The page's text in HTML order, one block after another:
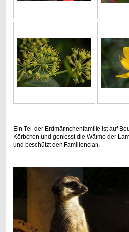
Ein Teil der Erdmännchenfamilie ist auf
Körbchen und geniesst die Wärme der
und beschützt den Familienclan.